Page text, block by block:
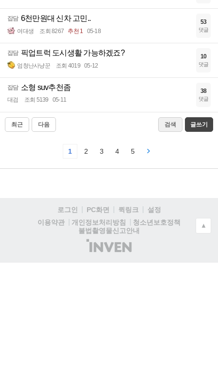
잡담 6천만원대 신차 고민..
여대생 조회 8267 추천 1 05-18
53
댓글
잡담 픽업트럭 도시생활 가능하겠죠?
엄청난사냥꾼 조회 4019 05-12
10
댓글
잡담 소형 suv추천좀
대검 조회 5139 05-11
38
댓글
최근 다음 검색 글쓰기
1 2 3 4 5
로그인 PC화면 퀵링크
설정
이용약관
개인정보처리방침
청소년보호정책
불법촬영물신고안내
(주)
인
▲